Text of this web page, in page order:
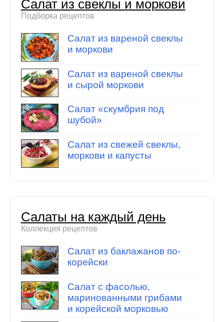
Салат из свеклы и моркови
Подборка рецептов
Салат из вареной свеклы
и моркови
Салат из вареной свеклы
и сырой моркови
Салат «скумбрия под
шубой»
Салат из свежей свеклы,
моркови и капусты
Салаты на каждый день
Коллекция рецептов
Салат из баклажанов по-
корейски
Салат с фасолью,
маринованными грибами
и корейской морковью